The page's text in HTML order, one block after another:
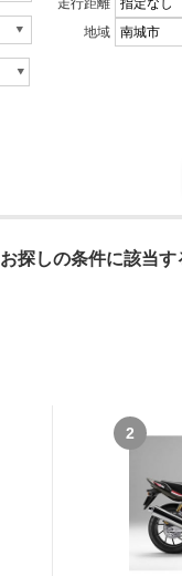
走行距離
地域
お探しの条件に該当す
2